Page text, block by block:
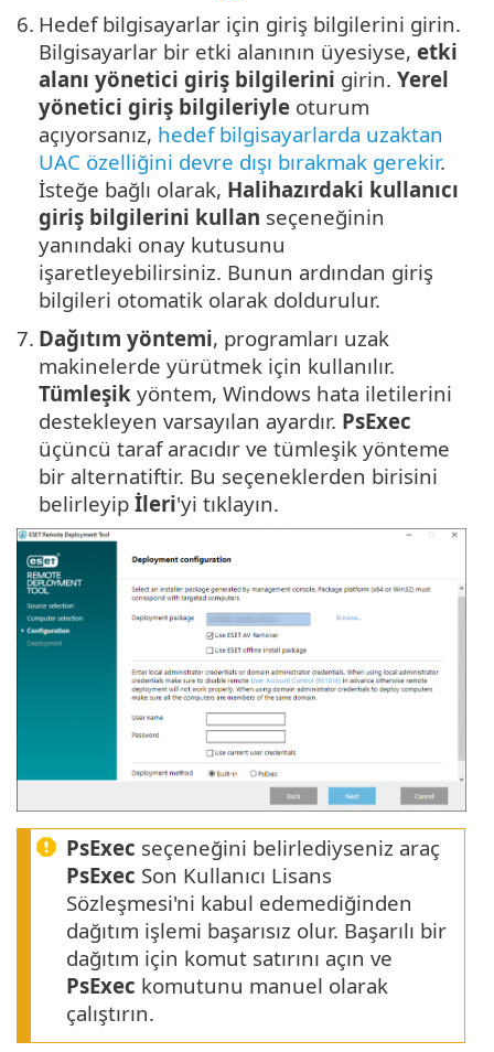
6. Hedef bilgisayarlar için giriş bilgilerini girin.
Bilgisayarlar bir etki alanının üyesiyse, etki
alanı yönetici giriş bilgilerini girin. Yerel
yönetici giriş bilgileriyle oturum
açıyorsanız, hedef bilgisayarlarda uzaktan
UAC özelliğini devre dışı bırakmak gerekir.
İsteğe bağlı olarak, Halihazırdaki kullanıcı
giriş bilgilerini kullan seçeneğinin
yanındaki onay kutusunu
işaretleyebilirsiniz. Bunun ardından giriş
bilgileri otomatik olarak doldurulur.
7. Dağıtım yöntemi, programları uzak
makinelerde yürütmek için kullanılır.
Tümleşik yöntem, Windows hata iletilerini
destekleyen varsayılan ayardır. PsExec
üçüncü taraf aracıdır ve tümleşik yönteme
bir alternatiftir. Bu seçeneklerden birisini
belirleyip İleri'yi tıklayın.
PsExec seçeneğini belirlediyseniz araç
PsExec Son Kullanıcı Lisans
Sözleşmesi'ni kabul edemediğinden
dağıtım işlemi başarısız olur. Başarılı bir
dağıtım için komut satırını açın ve
PsExec komutunu manuel olarak
çalıştırın.